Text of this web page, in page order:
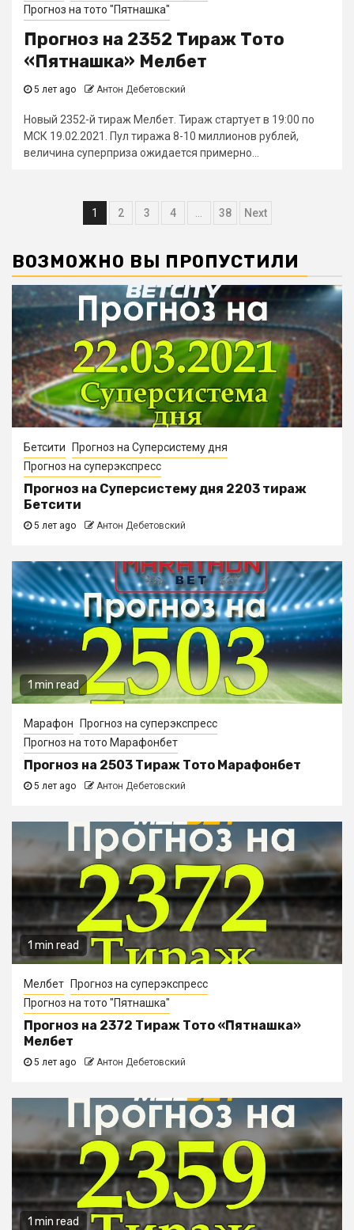
Прогноз на тото "Пятнашка"
Прогноз на 2352 Тираж Тото
«Пятнашка» Мелбет
5 лет ago Антон Дебетовский
Новый 2352-й тираж Мелбет. Тираж стартует в 19:00 по
МСК 19.02.2021. Пул тиража 8-10 миллионов рублей,
величина суперприза ожидается примерно...
Навигация
записям
1 2 3 4 38 Next
ВОЗМОЖНО ВЫ ПРОПУСТИЛИ
Бетсити
Прогноз на Суперсистему дня
Прогноз на суперэкспресс
Прогноз на Суперсистему дня 2203 тираж
Бетсити
5 лет ago Антон Дебетовский
1 min read
Марафон
Прогноз на суперэкспресс
Прогноз на тото Марафонбет
Прогноз на 2503 Тираж Тото Марафонбет
5 лет ago Антон Дебетовский
1 min read
Мелбет
Прогноз на суперэкспресс
Прогноз на тото "Пятнашка"
Прогноз на 2372 Тираж Тото «Пятнашка»
Мелбет
5 лет ago Антон Дебетовский
1 min read